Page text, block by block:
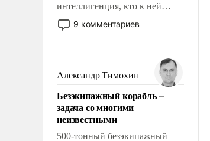
интеллигенция, кто к ней
принадлежит, а кого из неё
исключили с правом
чем она отличается от просто
образованных людей. Иногда
казалось, что эти вопросы
решены раз и навсегда, но –
нет, не решены.
9 комментариев
Александр Тимохин
Безэкипажный корабль –
задача со многими
неизвестными
500-тонный безэкипажный